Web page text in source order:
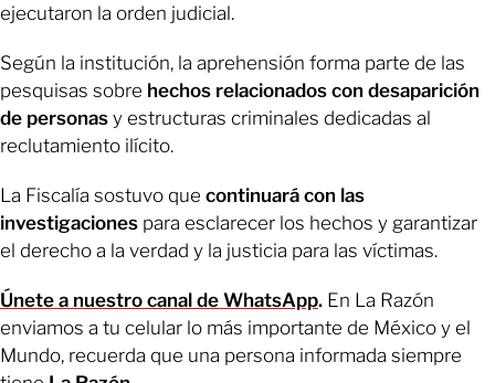
ejecutaron la orden judicial.
Según la institución, la aprehensión forma parte de las
pesquisas sobre hechos relacionados con desaparición
de personas y estructuras criminales dedicadas al
reclutamiento ilícito.
La Fiscalía sostuvo que continuará con las
investigaciones para esclarecer los hechos y garantizar
el derecho a la verdad y la justicia para las víctimas.
Únete a nuestro canal de WhatsApp. En La Razón
enviamos a tu celular lo más importante de México y el
Mundo, recuerda que una persona informada siempre